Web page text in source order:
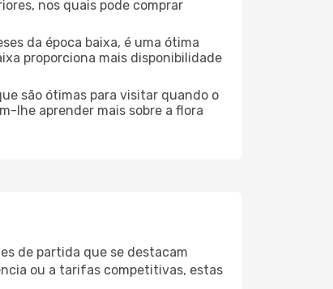
nos quais pode comprar
da época baixa, é uma ótima
proporciona mais disponibilidade
são ótimas para visitar quando o
lhe aprender mais sobre a flora
de partida que se destacam
ou a tarifas competitivas, estas